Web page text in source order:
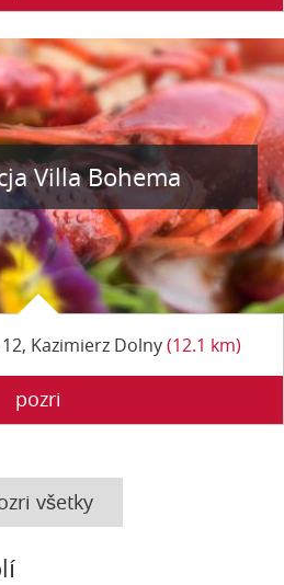
Villa Bohema
Kazimierz Dolny(12.1 km)
pozri
všetky